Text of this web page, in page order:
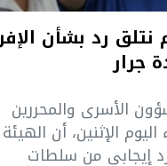
رد بشأن
جرار
الأسرى والمحررين
الإثنين، أن
إيجابي من سلطات